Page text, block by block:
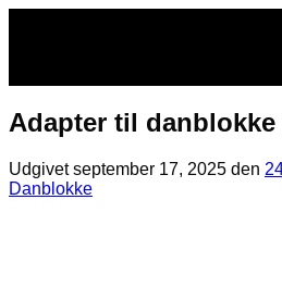
Adapter til danblokke
Udgivetseptember 17, 2025 den
Danblokke